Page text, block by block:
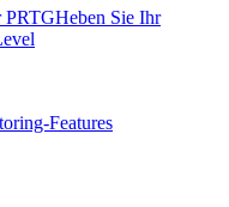
PRTGHeben Sie Ihr
Features